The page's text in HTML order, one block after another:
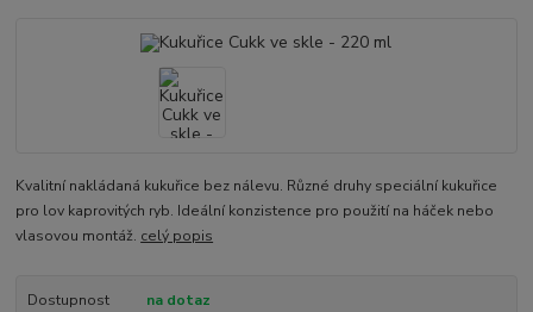
Kvalitní nakládaná kukuřice bez nálevu. Různé druhy speciální kukuřice
pro lov kaprovitých ryb. Ideální konzistence pro použití na háček nebo
vlasovou montáž. celý popis
Dostupnost
na dotaz